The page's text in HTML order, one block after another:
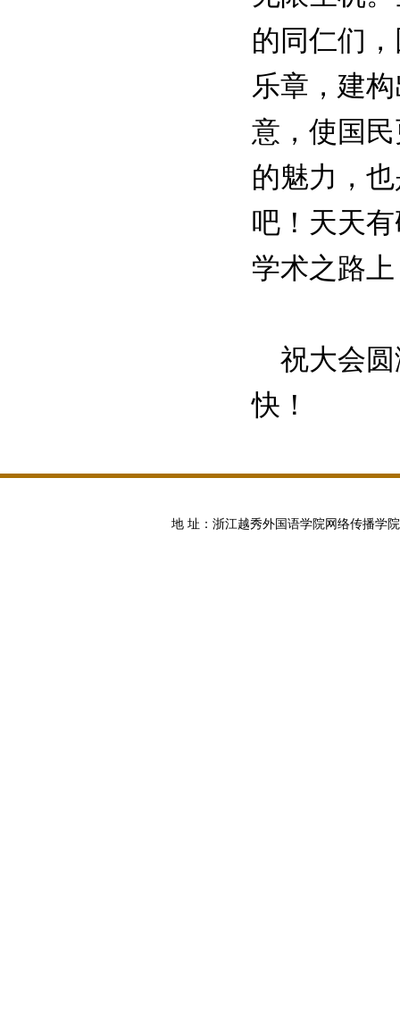
的同仁们
乐章，建
意，使国
的魅力，
吧！天天
学术之路
祝大会圆
快！
地 址：浙江越秀外国语学院网络传播学